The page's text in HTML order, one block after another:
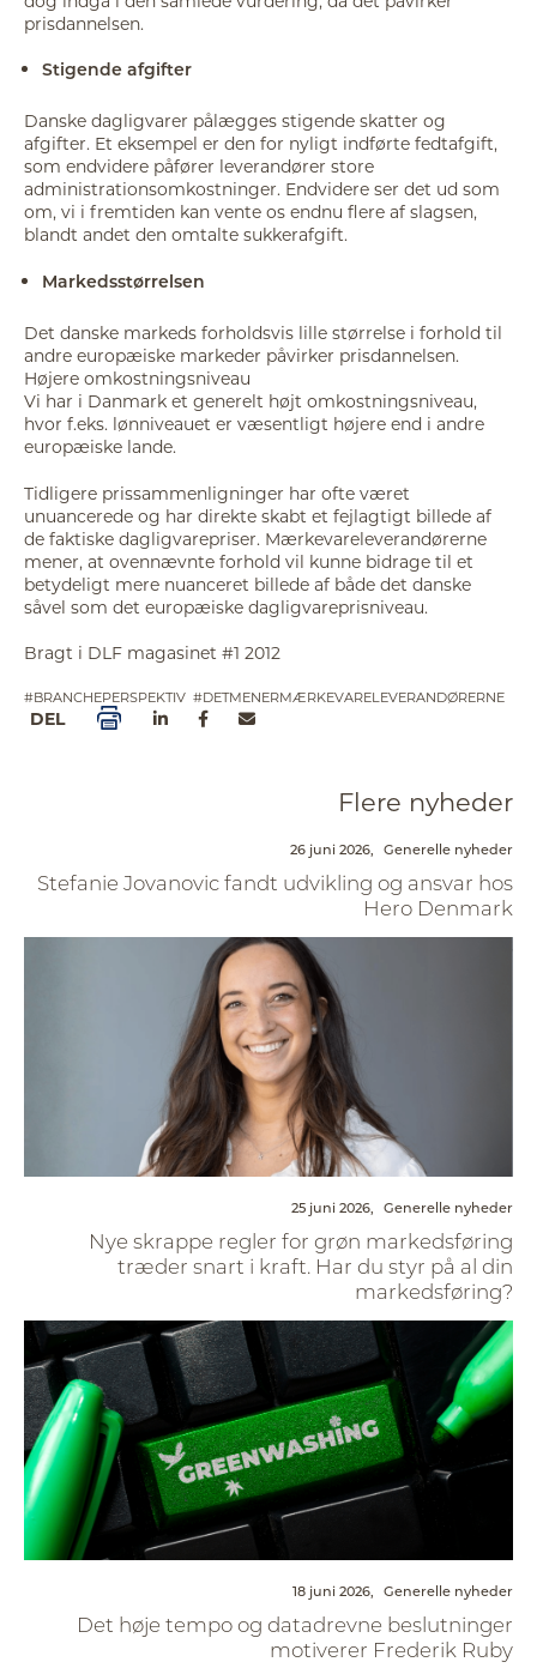
prisdannelsen.
Stigende afgifter
Danske dagligvarer pålægges stigende skatter og
afgifter. Et eksempel er den for nyligt indførte fedtafgift,
som endvidere påfører leverandører store
administrationsomkostninger. Endvidere ser det ud som
om, vi i fremtiden kan vente os endnu flere af slagsen,
blandt andet den omtalte sukkerafgift.
Markedsstørrelsen
Det danske markeds forholdsvis lille størrelse i forhold til
andre europæiske markeder påvirker prisdannelsen.
Højere omkostningsniveau
Vi har i Danmark et generelt højt omkostningsniveau,
hvor f.eks. lønniveauet er væsentligt højere end i andre
europæiske lande.
Tidligere prissammenligninger har ofte været
unuancerede og har direkte skabt et fejlagtigt billede af
de faktiske dagligvarepriser. Mærkevareleverandørerne
mener, at ovennævnte forhold vil kunne bidrage til et
betydeligt mere nuanceret billede af både det danske
såvel som det europæiske dagligvareprisniveau.
Bragt i DLF magasinet #1 2012
#BRANCHEPERSPEKTIV #DETMENERMÆRKEVARELEVERANDØRERNE
DEL
Flere nyheder
26 juni 2026, Generelle nyheder
Stefanie Jovanovic fandt udvikling og ansvar hos
Hero Denmark
25 juni 2026, Generelle nyheder
Nye skrappe regler for grøn markedsføring
træder snart i kraft. Har du styr på al din
markedsføring?
18 juni 2026, Generelle nyheder
Det høje tempo og datadrevne beslutninger
motiverer Frederik Ruby